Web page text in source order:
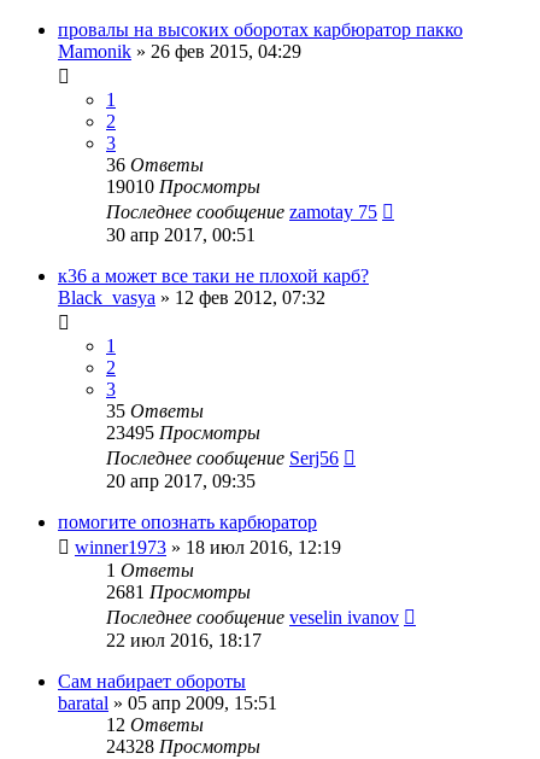
провалы на высоких оборотах карбюратор пакко
Mamonik » 26 фев 2015, 04:29
1
2
3
36 Ответы
19010 Просмотры
Последнее сообщение zamotay 75
30 апр 2017, 00:51
к36 а может все таки не плохой карб?
Black_vasya » 12 фев 2012, 07:32
1
2
3
35 Ответы
23495 Просмотры
Последнее сообщение Serj56
20 апр 2017, 09:35
помогите опознать карбюратор
winner1973 » 18 июл 2016, 12:19
1 Ответы
2681 Просмотры
Последнее сообщение veselin ivanov
22 июл 2016, 18:17
Сам набирает обороты
baratal » 05 апр 2009, 15:51
12 Ответы
24328 Просмотры